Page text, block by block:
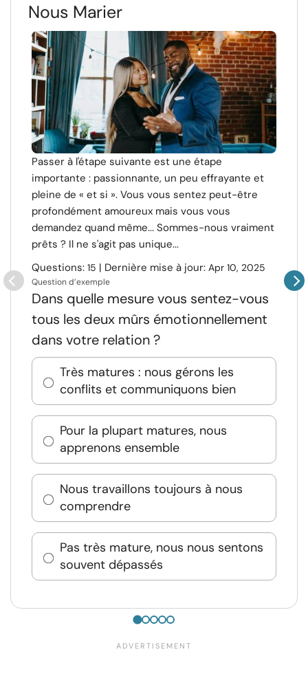
Nous Marier
Passer à l'étape suivante est une étape
importante : passionnante, un peu effrayante et
pleine de « et si ». Vous vous sentez peut-être
profondément amoureux mais vous vous
demandez quand même... Sommes-nous vraiment
prêts ? Il ne s'agit pas unique...
Questions: 15 | Dernière mise à jour: Apr 10, 2025
Question d’exemple
Dans quelle mesure vous sentez-vous
tous les deux mûrs émotionnellement
dans votre relation ?
Très matures : nous gérons les
conflits et communiquons bien
Pour la plupart matures, nous
apprenons ensemble
Nous travaillons toujours à nous
comprendre
Pas très mature, nous nous sentons
souvent dépassés